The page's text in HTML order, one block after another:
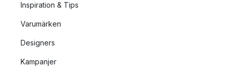
Inspiration & Tips
Varumärken
Designers
Kampanjer